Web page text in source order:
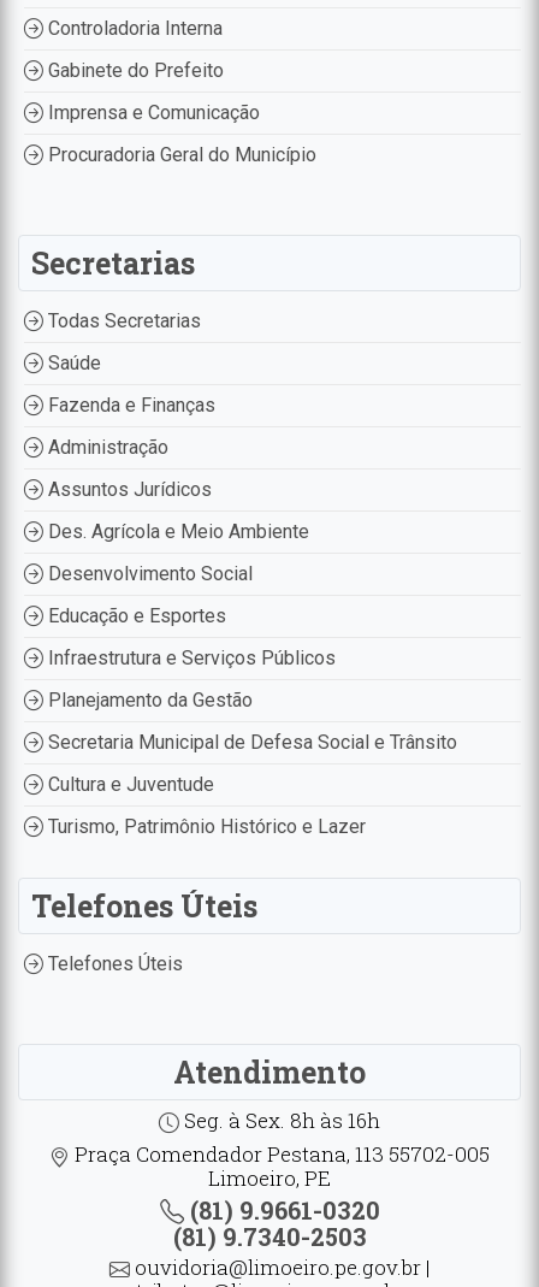
Controladoria Interna
Gabinete do Prefeito
Imprensa e Comunicação
Procuradoria Geral do Município
Secretarias
Todas Secretarias
Saúde
Fazenda e Finanças
Administração
Assuntos Jurídicos
Des. Agrícola e Meio Ambiente
Desenvolvimento Social
Educação e Esportes
Infraestrutura e Serviços Públicos
Planejamento da Gestão
Secretaria Municipal de Defesa Social e Trânsito
Cultura e Juventude
Turismo, Patrimônio Histórico e Lazer
Telefones Úteis
Telefones Úteis
Atendimento
Seg. à Sex. 8h às 16h
Praça Comendador Pestana, 113 55702-005
Limoeiro, PE
(81) 9.9661-0320
(81) 9.7340-2503
ouvidoria@limoeiro.pe.gov.br |